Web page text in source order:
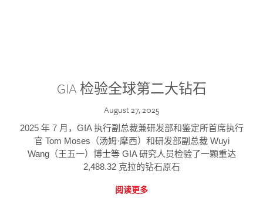
GIA 检验全球第二大钻石
August 27, 2025
2025 年 7 月，GIA 执行副总裁兼研发部和鉴定所首席执行
官 Tom Moses（汤姆·摩西）和研发部副总裁 Wuyi
Wang（王五一）博士等 GIA 研究人员检验了一颗重达
2,488.32 克拉的钻石原石
阅读更多